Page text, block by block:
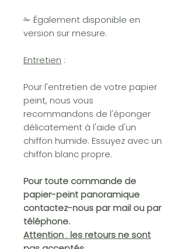
✁ Également disponible en
version sur mesure.
Entretien :
Pour l'entretien de votre papier
peint, nous vous
recommandons de l'éponger
délicatement à l'aide d'un
chiffon humide. Essuyez avec un
chiffon blanc propre.
Pour toute commande de
papier-peint panoramique
contactez-nous par mail ou par
téléphone.
Attention : les retours ne sont